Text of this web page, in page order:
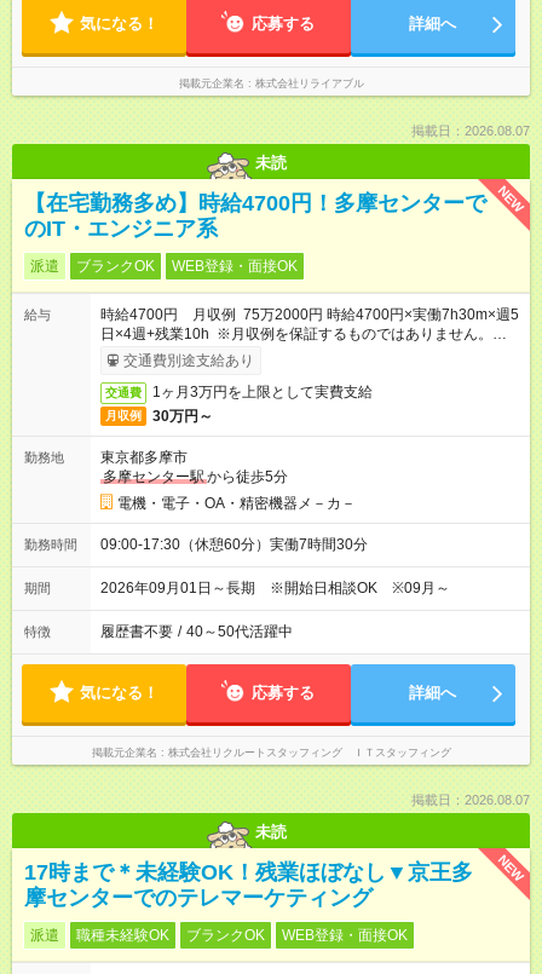
気になる！ 応募する 詳細へ
掲載元企業名 株式会社リライアブル
掲載日：2026.08.07
未読
NEW
【在宅勤務多め】時給4700円！多摩センターで
のIT・エンジニア系
派遣 ブランクOK WEB登録・面接OK
給与
時給4700円 月収例 75万2000円 時給4700円×実働7h30m×週5
日×4週+残業10h ※月収例を保証するものではありません。※給
与即受取りサービス利用可（利用条件有）
交通費別途支給あり
交通費 1ヶ月3万円を上限として実費支給
月収例 30万円～
勤務地
東京都多摩市
多摩センター駅から徒歩5分
電機・電子・OA・精密機器メ－カ－
勤務時間 09:00-17:30（休憩60分）実働7時間30分
期間 2026年09月01日～長期 ※開始日相談OK ※09月～
特徴 履歴書不要 / 40～50代活躍中
気になる！ 応募する 詳細へ
掲載元企業名 株式会社リクルートスタッフィング ＩＴスタッフィング
掲載日：2026.08.07
未読
NEW
17時まで＊未経験OK！残業ほぼなし▼京王多
摩センターでのテレマーケティング
派遣 職種未経験OK ブランクOK WEB登録・面接OK